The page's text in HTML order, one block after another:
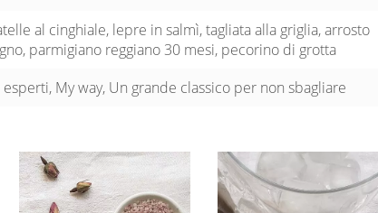
al cinghiale, lepre in salmì, tagliata alla griglia, arrosto
parmigiano reggiano 30 mesi, pecorino di grotta
My way, Un grande classico per non sbagliare